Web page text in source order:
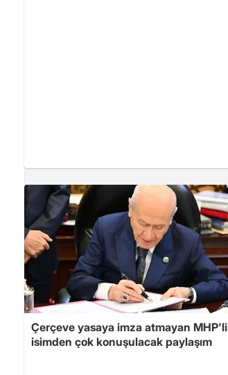
Çerçeve yasaya imza atmayan MHP'li
isimden çok konuşulacak paylaşım